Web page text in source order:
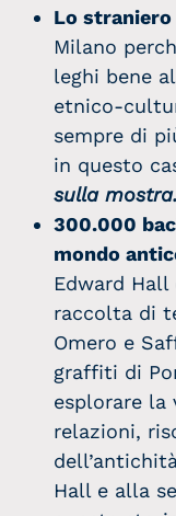
Lo straniero
Milano
leghi bene
etnico-
sempre di
in questo
sulla mostra.
300.000
mondo
Edward
raccolta di
Omero e
graffiti di
esplorare la
relazioni,
Hall e alla